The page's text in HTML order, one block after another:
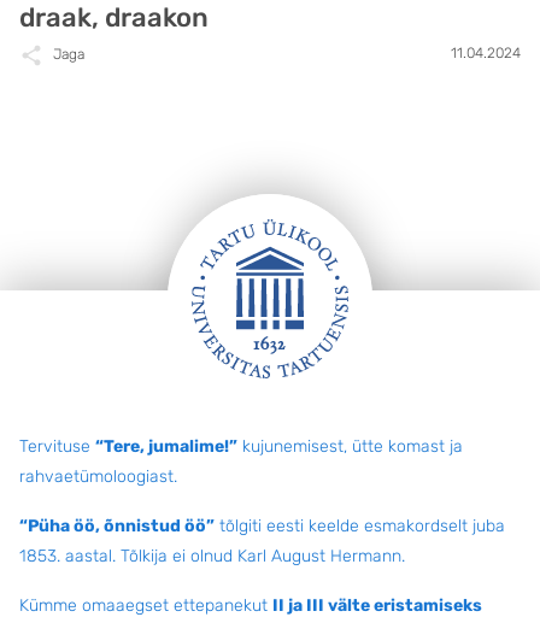
draak, draakon
Jaga 11.04.2024
Tervituse “Tere, jumalime!” kujunemisest, ütte komast ja
rahvaetümoloogiast.
“Püha öö, õnnistud öö” tõlgiti eesti keelde esmakordselt juba
1853. aastal. Tõlkija ei olnud Karl August Hermann.
Kümme omaaegset ettepanekut II ja III välte eristamiseks